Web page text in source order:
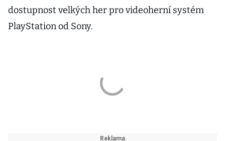
dostupnost velkých her pro videoherní systém
PlayStation od Sony.